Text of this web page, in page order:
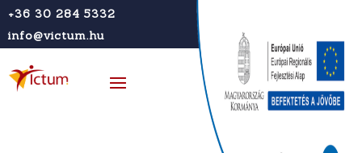
+36 30 284 5332
info@victum.hu